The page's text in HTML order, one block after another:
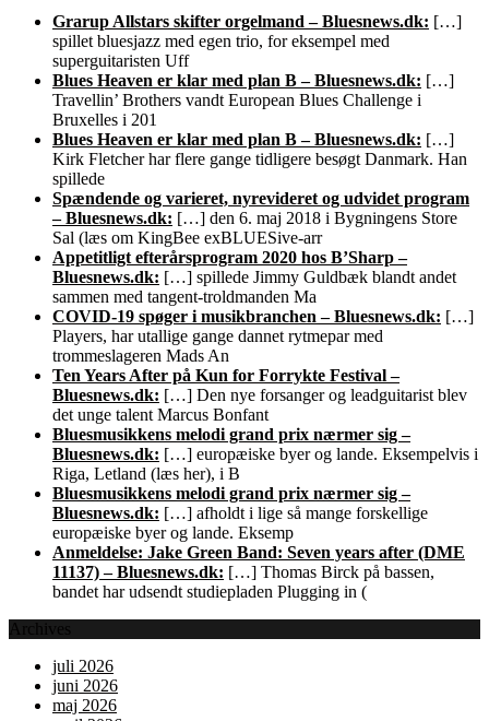
Grarup Allstars skifter orgelmand – Bluesnews.dk: […]
spillet bluesjazz med egen trio, for eksempel med
superguitaristen Uff
Blues Heaven er klar med plan B – Bluesnews.dk: […]
Travellin’ Brothers vandt European Blues Challenge i
Bruxelles i 201
Blues Heaven er klar med plan B – Bluesnews.dk: […]
Kirk Fletcher har flere gange tidligere besøgt Danmark. Han
spillede
Spændende og varieret, nyrevideret og udvidet program
– Bluesnews.dk: […] den 6. maj 2018 i Bygningens Store
Sal (læs om KingBee exBLUESive-arr
Appetitligt efterårsprogram 2020 hos B’Sharp –
Bluesnews.dk: […] spillede Jimmy Guldbæk blandt andet
sammen med tangent-troldmanden Ma
COVID-19 spøger i musikbranchen – Bluesnews.dk: […]
Players, har utallige gange dannet rytmepar med
trommeslageren Mads An
Ten Years After på Kun for Forrykte Festival –
Bluesnews.dk: […] Den nye forsanger og leadguitarist blev
det unge talent Marcus Bonfant
Bluesmusikkens melodi grand prix nærmer sig –
Bluesnews.dk: […] europæiske byer og lande. Eksempelvis i
Riga, Letland (læs her), i B
Bluesmusikkens melodi grand prix nærmer sig –
Bluesnews.dk: […] afholdt i lige så mange forskellige
europæiske byer og lande. Eksemp
Anmeldelse: Jake Green Band: Seven years after (DME
11137) – Bluesnews.dk: […] Thomas Birck på bassen,
bandet har udsendt studiepladen Plugging in (
Archives
juli 2026
juni 2026
maj 2026